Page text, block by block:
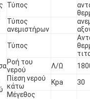
αντλία πηλού
πηλού
αντλία πηλού
αντλία πηλού
Τύπος
Τύπος
ανεμιστήρων
Τύπος
Ροή του
νερού
Λ/Ω
Πίεση νερού
κάτω
Kpa
30
Μέγεθος